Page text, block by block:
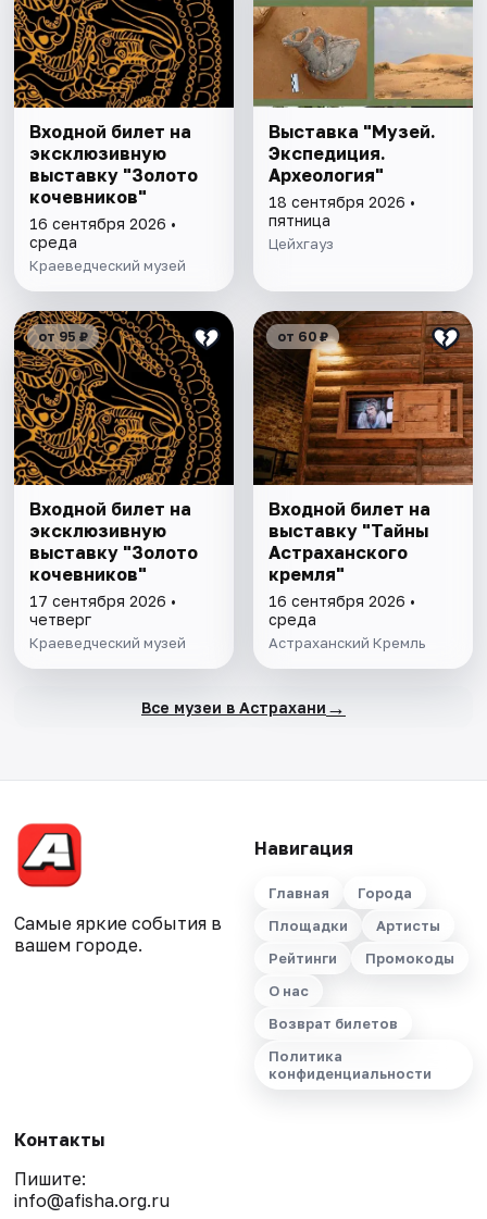
Входной билет на
эксклюзивную
выставку "Золото
кочевников"
16 сентября 2026 •
среда
Краеведческий музей
Выставка "Музей.
Экспедиция.
Археология"
18 сентября 2026 •
пятница
Цейхгауз
от 95 ₽
Входной билет на
эксклюзивную
выставку "Золото
кочевников"
17 сентября 2026 •
четверг
Краеведческий музей
от 60 ₽
Входной билет на
выставку "Тайны
Астраханского
кремля"
16 сентября 2026 •
среда
Астраханский Кремль
Все музеи в Астрахани →
Самые яркие события в
вашем городе.
Навигация
Главная
Города
Площадки
Артисты
Рейтинги
Промокоды
О нас
Возврат билетов
Политика
конфиденциальности
Контакты
Пишите:
info@afisha.org.ru